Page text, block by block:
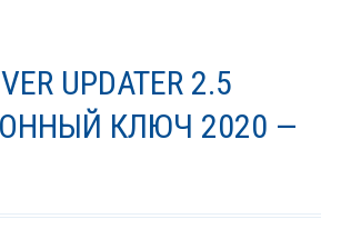
UPDATER 2.5
КЛЮЧ 2020 —